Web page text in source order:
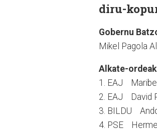
diru-
Gobernu
Mikel Pagola
Alkate-
1. EAJ
2. EAJ David
3. BILDU
4. PSE